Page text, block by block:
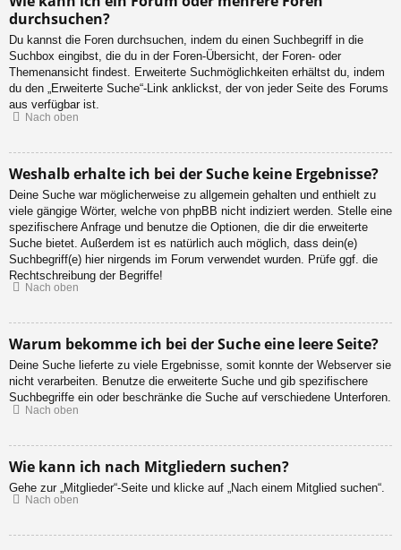
durchsuchen?
Du kannst die Foren durchsuchen, indem du einen Suchbegriff in die
Suchbox eingibst, die du in der Foren-Übersicht, der Foren- oder
Themenansicht findest. Erweiterte Suchmöglichkeiten erhältst du, indem
du den „Erweiterte Suche“-Link anklickst, der von jeder Seite des Forums
aus verfügbar ist.
Nach oben
Weshalb erhalte ich bei der Suche keine Ergebnisse?
Deine Suche war möglicherweise zu allgemein gehalten und enthielt zu
viele gängige Wörter, welche von phpBB nicht indiziert werden. Stelle eine
spezifischere Anfrage und benutze die Optionen, die dir die erweiterte
Suche bietet. Außerdem ist es natürlich auch möglich, dass dein(e)
Suchbegriff(e) hier nirgends im Forum verwendet wurden. Prüfe ggf. die
Rechtschreibung der Begriffe!
Nach oben
Warum bekomme ich bei der Suche eine leere Seite?
Deine Suche lieferte zu viele Ergebnisse, somit konnte der Webserver sie
nicht verarbeiten. Benutze die erweiterte Suche und gib spezifischere
Suchbegriffe ein oder beschränke die Suche auf verschiedene Unterforen.
Nach oben
Wie kann ich nach Mitgliedern suchen?
Gehe zur „Mitglieder“-Seite und klicke auf „Nach einem Mitglied suchen“.
Nach oben